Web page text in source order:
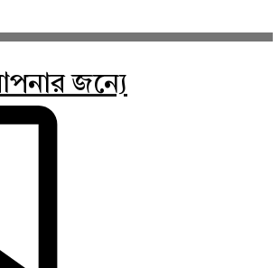
জন্যে